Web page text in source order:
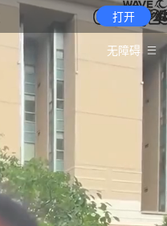
打开
无障碍